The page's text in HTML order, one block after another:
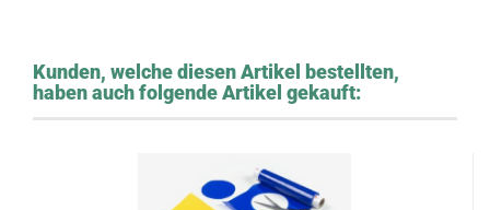
Kunden, welche diesen Artikel bestellten,
haben auch folgende Artikel gekauft: